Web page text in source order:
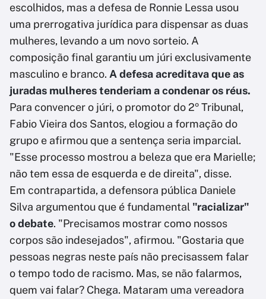
escolhidos, mas a defesa de Ronnie Lessa usou
uma prerrogativa jurídica para dispensar as duas
mulheres, levando a um novo sorteio. A
composição final garantiu um júri exclusivamente
masculino e branco. A defesa acreditava que as
juradas mulheres tenderiam a condenar os réus.
Para convencer o júri, o promotor do 2º Tribunal,
Fabio Vieira dos Santos, elogiou a formação do
grupo e afirmou que a sentença seria imparcial.
"Esse processo mostrou a beleza que era Marielle;
não tem essa de esquerda e de direita", disse.
Em contrapartida, a defensora pública Daniele
Silva argumentou que é fundamental "racializar"
o debate. "Precisamos mostrar como nossos
corpos são indesejados", afirmou. "Gostaria que
pessoas negras neste país não precisassem falar
o tempo todo de racismo. Mas, se não falarmos,
quem vai falar? Chega. Mataram uma vereadora